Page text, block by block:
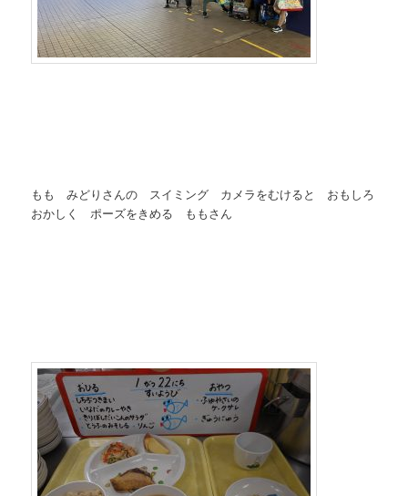
もも みどりさんの スイミング カメラをむけると おもしろ
おかしく ポーズをきめる ももさん